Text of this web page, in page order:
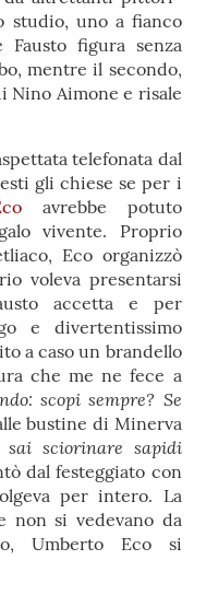
studio, uno a fianco
Fausto figura senza
mentre il secondo,
Nino Aimone e risale
telefonata dal
gli chiese se per i
avrebbe potuto
vivente. Proprio
Eco organizzò
voleva presentarsi
accetta e per
e divertentissimo
a caso un brandello
che me ne fece a
scopi sempre? Se
bustine di Minerva
sai sciorinare sapidi
dal festeggiato con
per intero. La
non si vedevano da
Umberto Eco si